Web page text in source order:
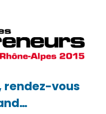
rendez-vous